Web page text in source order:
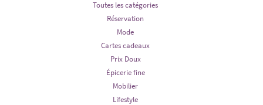
Toutes les catégories
Réservation
Mode
Cartes cadeaux
Prix Doux
Épicerie fine
Mobilier
Lifestyle